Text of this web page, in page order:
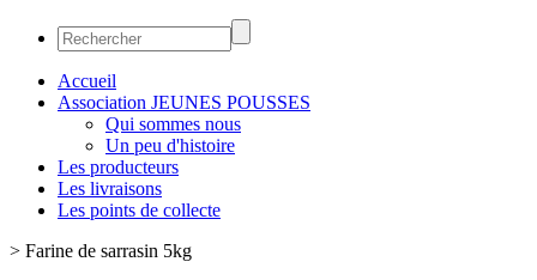
Accueil
Association JEUNES POUSSES
Qui sommes nous
Un peu d'histoire
Les producteurs
Les livraisons
Les points de collecte
> Farine de sarrasin 5kg